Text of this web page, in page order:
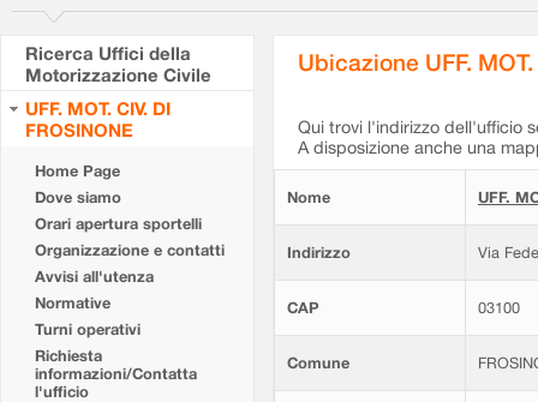
Ricerca Uffici della
Motorizzazione Civile
UFF. MOT. CIV. DI
FROSINONE
Home Page
Dove siamo
Orari apertura sportelli
Organizzazione e contatti
Avvisi all'utenza
Normative
Turni operativi
Richiesta
informazioni/Contatta
l'ufficio
Ubicazione UFF.
Qui trovi l'indirizzo dell'ufficio
A disposizione anche una
Nome UFF.
Indirizzo Via
CAP 03100
Comune